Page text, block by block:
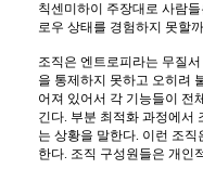
칙센미하이 주장대로 사람
로우 상태를 경험하지 못할
조직은 엔트로피라는 무질
을 통제하지 못하고 오히려
어져 있어서 각 기능들이 전
긴다. 부분 최적화 과정에서
는 상황을 말한다. 이런 조
한다. 조직 구성원들은 개인